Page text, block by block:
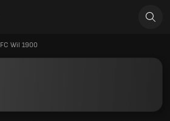
FC Wil 1900